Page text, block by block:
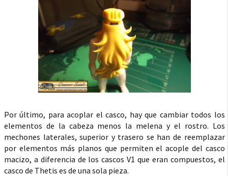
Por último, para acoplar el casco, hay que cambiar todos los
elementos de la cabeza menos la melena y el rostro. Los
mechones laterales, superior y trasero se han de reemplazar
por elementos más planos que permiten el acople del casco
macizo, a diferencia de los cascos V1 que eran compuestos, el
casco de Thetis es de una sola pieza.